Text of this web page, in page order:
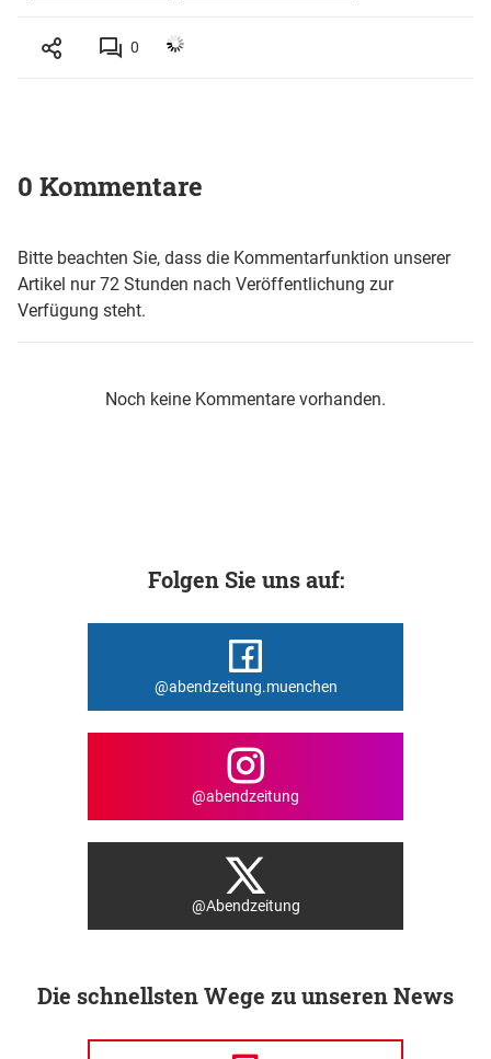
0
0 Kommentare
Bitte beachten Sie, dass die Kommentarfunktion unserer
Artikel nur 72 Stunden nach Veröffentlichung zur
Verfügung steht.
Noch keine Kommentare vorhanden.
Folgen Sie uns auf:
@abendzeitung.muenchen
@abendzeitung
@Abendzeitung
Die schnellsten Wege zu unseren News